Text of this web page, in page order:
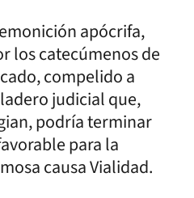
apócrifa,
los catecúmenos de
compelido a
judicial que,
podría terminar
para la
causa Vialidad.